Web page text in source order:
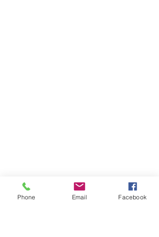
Phone Email Facebook